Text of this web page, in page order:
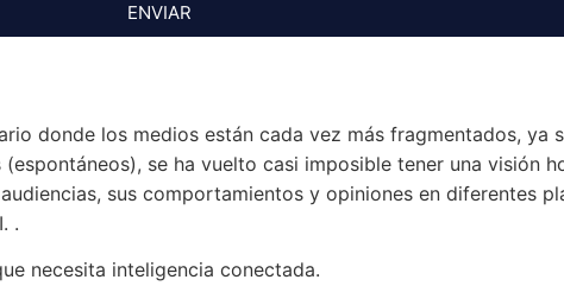
ENVIAR
donde los medios están cada vez más fragmentados, ya
se ha vuelto casi imposible tener una visión
sus comportamientos y opiniones en diferentes
.
necesita inteligencia conectada.